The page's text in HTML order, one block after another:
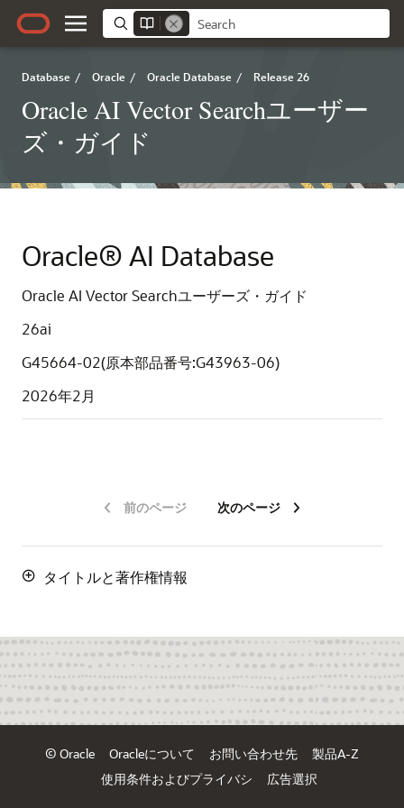
Database / Oracle / Oracle Database / Release 26
Oracle AI Vector Searchユーザー
ズ・ガイド
Oracle® AI Database
Oracle AI Vector Searchユーザーズ・ガイド
26ai
G45664-02(原本部品番号:G43963-06)
2026年2月
前のページ 次のページ
タイトルと著作権情報
© Oracle Oracleについて お問い合わせ先
製品A-Z
使用条件およびプライバシ
広告選択